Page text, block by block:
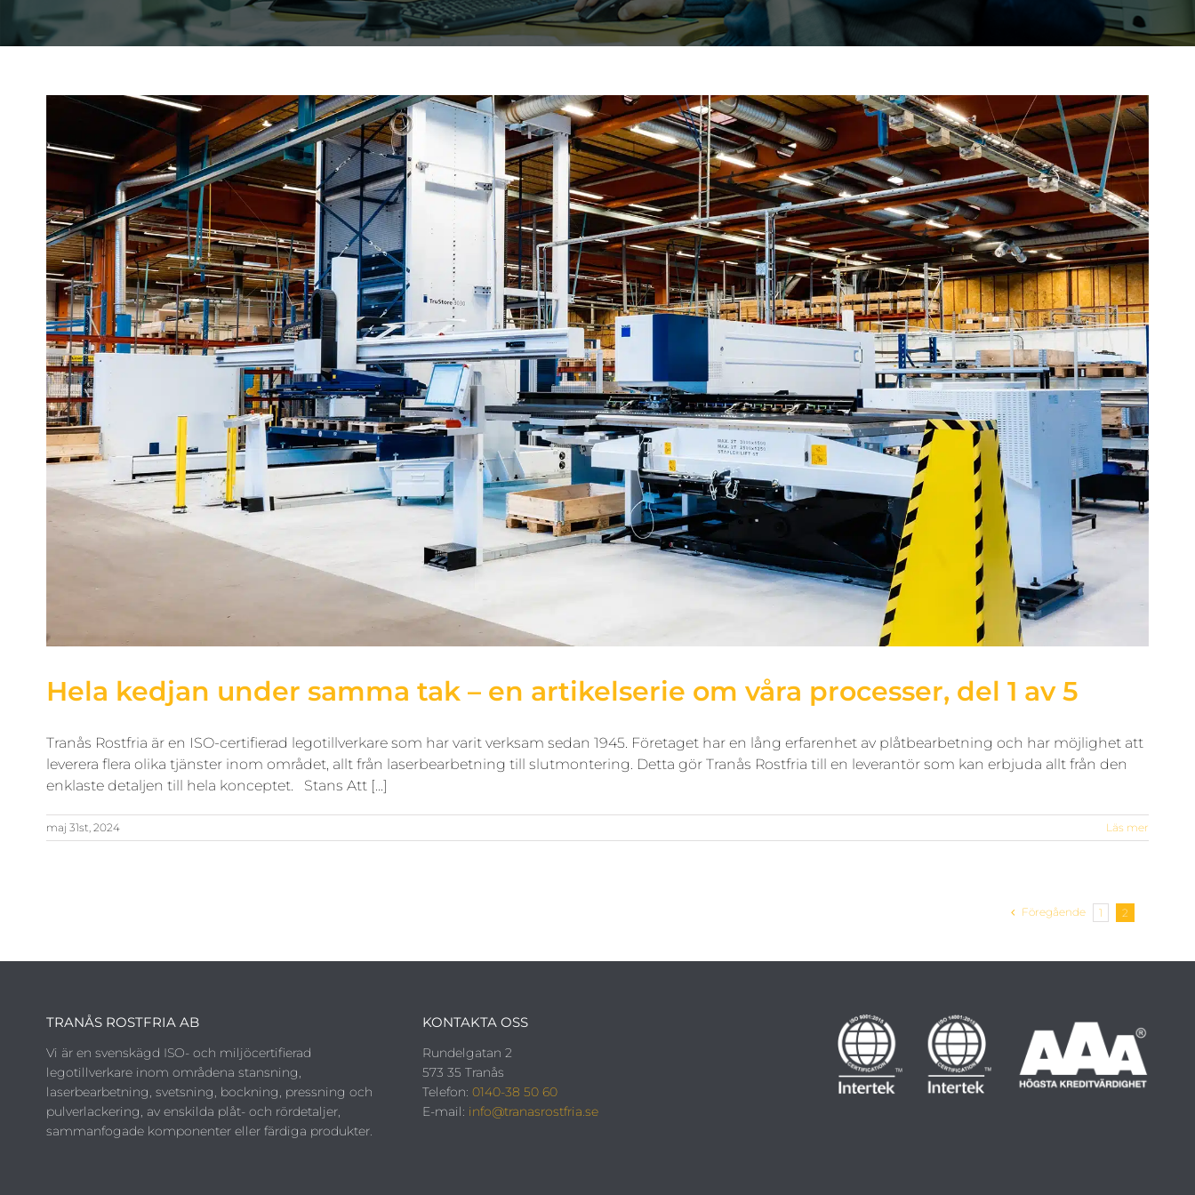
Hela kedjan under samma tak – en artikelserie om våra processer, del 1 av 5
Tranås Rostfria är en ISO-certifierad legotillverkare som har varit verksam sedan 1945. Företaget har en lång erfarenhet av plåtbearbetning och har möjlighet att
leverera flera olika tjänster inom området, allt från laserbearbetning till slutmontering. Detta gör Tranås Rostfria till en leverantör som kan erbjuda allt från den
enklaste detaljen till hela konceptet. Stans Att [...]
maj 31st, 2024 Läs mer
Föregående 1 2
TRANÅS ROSTFRIA AB
Vi är en svenskägd ISO- och miljöcertifierad
legotillverkare inom områdena stansning,
laserbearbetning, svetsning, bockning, pressning och
pulverlackering, av enskilda plåt- och rördetaljer,
sammanfogade komponenter eller färdiga produkter.
KONTAKTA OSS
Rundelgatan 2
573 35 Tranås
Telefon:0140-38 50 60
E-mail: info@tranasrostfria.se